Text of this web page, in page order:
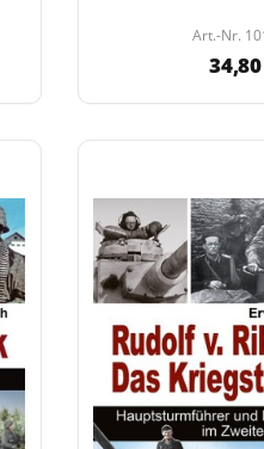
Art.-Nr.